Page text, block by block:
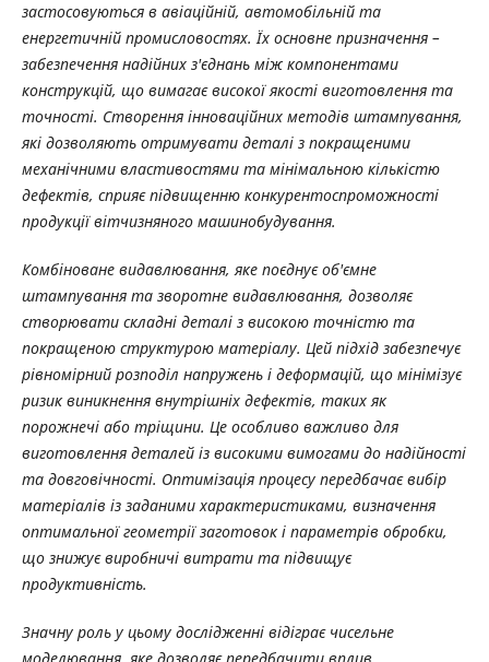
застосовуються в авіаційній, автомобільній та
енергетичній промисловостях. Їх основне призначення –
забезпечення надійних з'єднань між компонентами
конструкцій, що вимагає високої якості виготовлення та
точності. Створення інноваційних методів штампування,
які дозволяють отримувати деталі з покращеними
механічними властивостями та мінімальною кількістю
дефектів, сприяє підвищенню конкурентоспроможності
продукції вітчизняного машинобудування.
Комбіноване видавлювання, яке поєднує об'ємне
штампування та зворотне видавлювання, дозволяє
створювати складні деталі з високою точністю та
покращеною структурою матеріалу. Цей підхід забезпечує
рівномірний розподіл напружень і деформацій, що мінімізує
ризик виникнення внутрішніх дефектів, таких як
порожнечі або тріщини. Це особливо важливо для
виготовлення деталей із високими вимогами до надійності
та довговічності. Оптимізація процесу передбачає вибір
матеріалів із заданими характеристиками, визначення
оптимальної геометрії заготовок і параметрів обробки,
що знижує виробничі витрати та підвищує
продуктивність.
Значну роль у цьому дослідженні відіграє чисельне